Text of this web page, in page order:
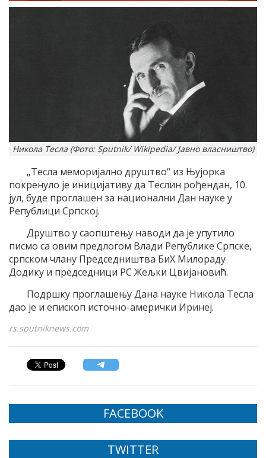
Никола Тесла (Фото: Sputnik/ Wikipedia/ Јавно власништво)
„Тесла меморијално друштво“ из Њујорка
покренуло је иницијативу да Теслин рођендан, 10.
јул, буде проглашен за национални Дан науке у
Републици Српској.
Друштво у саопштењу наводи да је упутило
писмо са овим предлогом Влади Републике Српске,
српском члану Председништва БиХ Милораду
Додику и председници РС Жељки Цвијановић.
Подршку проглашењу Дана науке Никола Тесла
дао је и епископ источно-амерички Иринеј.
rs.sputniknews.com
FACEBOOK
TWITTER